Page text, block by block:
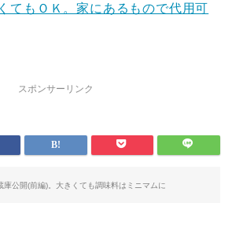
てもＯＫ。家にあるもので代用可
スポンサーリンク
庫公開(前編)。大きくても調味料はミニマムに